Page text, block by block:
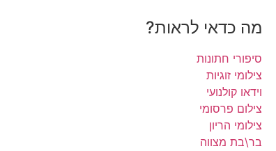
מה כדאי לראות?
סיפורי חתונות
צילומי זוגיות
וידאו קולנועי
צילום פרסומי
צילומי הריון
בר\בת מצווה